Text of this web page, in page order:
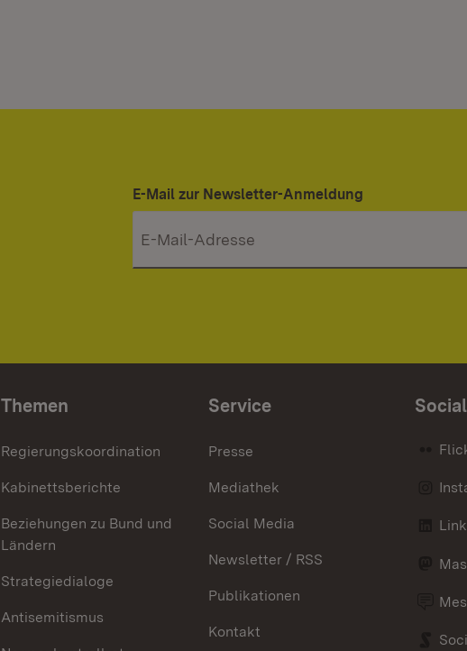
E-Mail zur Newsletter-Anmeldung
Themen
Regierungskoordination
Kabinettsberichte
Beziehungen zu Bund und
Ländern
Strategiedialoge
Antisemitismus
Service
Presse
Mediathek
Social Media
Newsletter / RSS
Publikationen
Kontakt